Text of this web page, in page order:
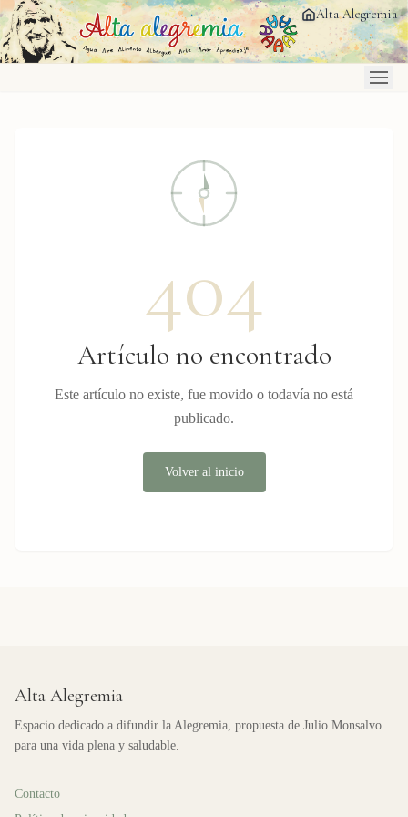
Saltar al contenido principal Alta Alegremia
404
Artículo no encontrado
Este artículo no existe, fue movido o todavía no está
publicado.
Volver al inicio
Alta Alegremia
Espacio dedicado a difundir la Alegremia, propuesta de Julio Monsalvo
para una vida plena y saludable.
Contacto